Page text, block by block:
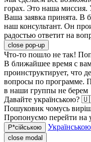
горах. Это наша миссия.
Ваша заявка принята. В
наш консультант. Он
радостью ответит на
close pop-up
Что-то пошло не так!
В ближайшее время с
проинструктирует, что
вопросы по программе.
в наши группы не берем
Давайте українською?
Пошуковик чомусь
Пропонуємо перейти на
Р*сійською Українською
close modal